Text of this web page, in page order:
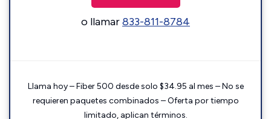
o llamar833-811-8784
Llama hoy – Fiber 500 desde solo $34.95 al mes – No se
requieren paquetes combinados – Oferta por tiempo
limitado, aplican términos.